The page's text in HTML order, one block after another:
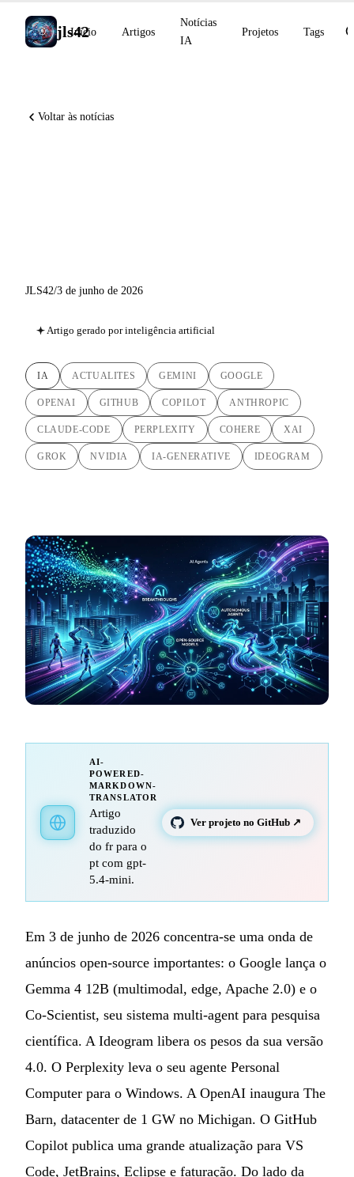
jls42
Início Artigos
Notícias
IA
Projetos Tags
Voltar às notícias
JLS42/3 de junho de 2026
Artigo gerado por inteligência artificial
IA ACTUALITES GEMINI GOOGLE
OPENAI GITHUB COPILOT ANTHROPIC
CLAUDE-CODE PERPLEXITY COHERE XAI
GROK NVIDIA IA-GENERATIVE IDEOGRAM
AI-
POWERED-
MARKDOWN-
TRANSLATOR
Artigo
traduzido
do fr para o
pt com gpt-
5.4-mini.
Ver projeto no GitHub ↗
Em 3 de junho de 2026 concentra-se uma onda de
anúncios open-source importantes: o Google lança o
Gemma 4 12B (multimodal, edge, Apache 2.0) e o
Co-Scientist, seu sistema multi-agent para pesquisa
científica. A Ideogram libera os pesos da sua versão
4.0. O Perplexity leva o seu agente Personal
Computer para o Windows. A OpenAI inaugura The
Barn, datacenter de 1 GW no Michigan. O GitHub
Copilot publica uma grande atualização para VS
Code, JetBrains, Eclipse e faturação. Do lado da